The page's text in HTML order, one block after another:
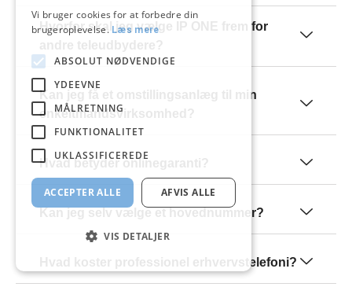
Hvorfor skal jeg vælge IP ONE frem for
Kan jeg få et omstillingsanlæg til min
enkeltmandsvirksomhed?
Hvad betyder onlinegaranti?
Kan jeg selv vælge et hovednummer?
Hvad koster professionel erhvervstelefoni?
Vi bruger cookies for at forbedre din
brugeroplevelse. Læs mere
ABSOLUT NØDVENDIGE
YDEEVNE
MÅLRETNING
FUNKTIONALITET
UKLASSIFICEREDE
ACCEPTER ALLE AFVIS ALLE
VIS DETALJER